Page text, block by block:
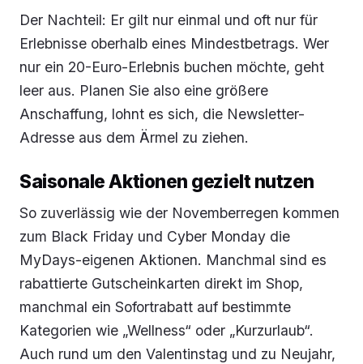
Der Nachteil: Er gilt nur einmal und oft nur für
Erlebnisse oberhalb eines Mindestbetrags. Wer
nur ein 20-Euro-Erlebnis buchen möchte, geht
leer aus. Planen Sie also eine größere
Anschaffung, lohnt es sich, die Newsletter-
Adresse aus dem Ärmel zu ziehen.
Saisonale Aktionen gezielt nutzen
So zuverlässig wie der Novemberregen kommen
zum Black Friday und Cyber Monday die
MyDays-eigenen Aktionen. Manchmal sind es
rabattierte Gutscheinkarten direkt im Shop,
manchmal ein Sofortrabatt auf bestimmte
Kategorien wie „Wellness“ oder „Kurzurlaub“.
Auch rund um den Valentinstag und zu Neujahr,